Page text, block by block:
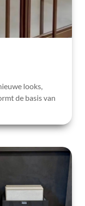
looks,
de basis van